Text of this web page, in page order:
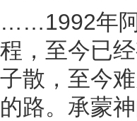
……1992年阿
程，至今已
子散，至今
的路。承蒙